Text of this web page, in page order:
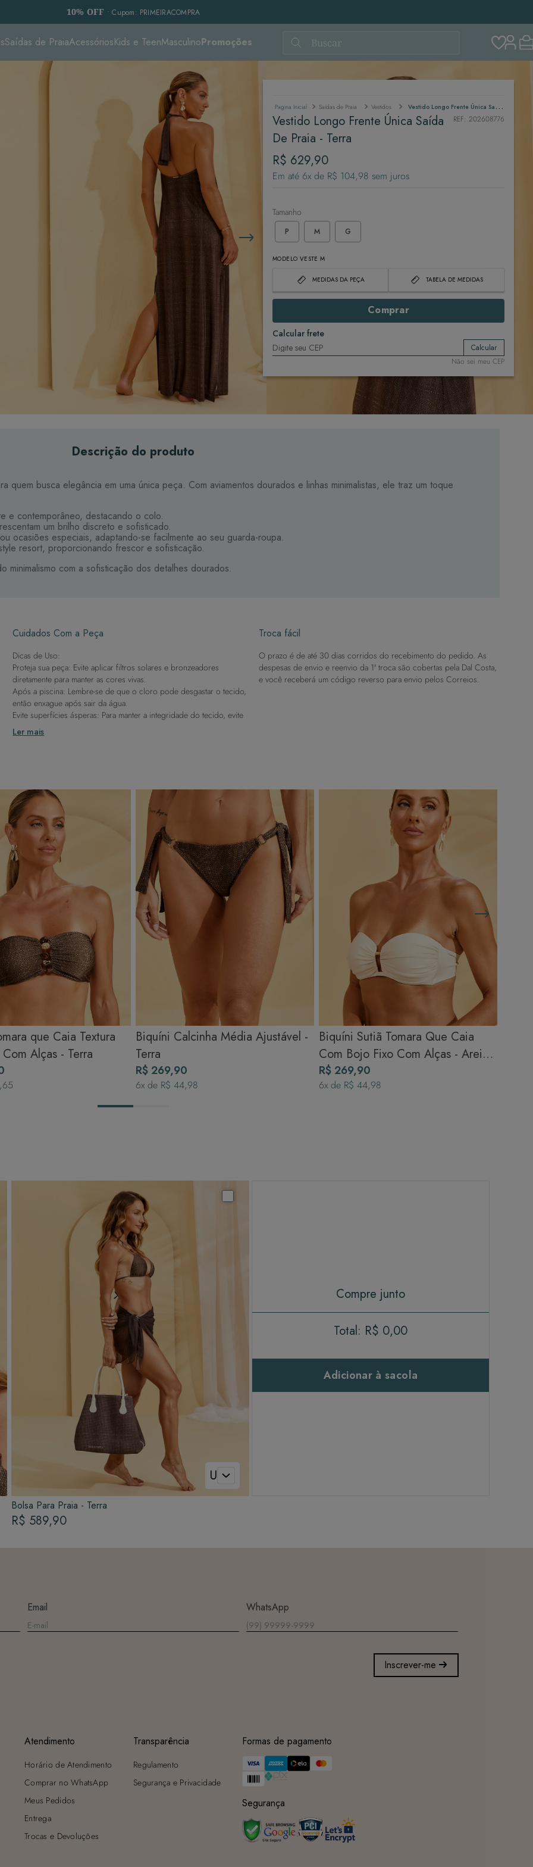
10% OFF • Cupom: PRIMEIRACOMPRA
Saídas de PraiaAcessóriosKids e TeenMasculinoPromoções Buscar
Saídas de Praia Vestidos Vestido Longo Frente Única Saída De Praia - Terra
Vestido Longo Frente Única Saída
De Praia - Terra
R$ 629,90
Em até 6x de R$ 104,98 sem juros
REF: 202608776
Tamanho
P M G
MODELO VESTE M
MEDIDAS DA PEÇA TABELA DE MEDIDAS
Comprar
Calcular frete
Calcular
Não sei meu CEP
Descrição do produto
busca elegância em uma única peça. Com aviamentos dourados e linhas minimalistas, ele traz um toque
e contemporâneo, destacando o colo.
um brilho discreto e sofisticado.
ocasiões especiais, adaptando-se facilmente ao seu guarda-roupa.
resort, proporcionando frescor e sofisticação.
com a sofisticação dos detalhes dourados.
Cuidados Com a Peça
Dicas de Uso:
Proteja sua peça: Evite aplicar filtros solares e bronzeadores
diretamente para manter as cores vivas.
Após a piscina: Lembre-se de que o cloro pode desgastar o tecido,
então enxague após sair da água.
Evite superfícies ásperas: Para manter a integridade do tecido, evite
contato com superfícies rugosas.
máquina de lavar, sabão em pó, sabonete e alvejante.
Secagem ideal: Não deixe de molho nem guarde úmido. Seque à
sombra e evite a secadora.
Para cores vibrantes: Lave as peças antes do primeiro uso e siga as
dicas acima para manter as cores radiantes.
Ler mais
Troca fácil
O prazo é de até 30 dias corridos do recebimento do pedido. As
despesas de envio e reenvio da 1ª troca são cobertas pela Dal Costa,
e você receberá um código reverso para envio pelos Correios.
que Caia Textura
Alças - Terra
Biquíni Calcinha Média Ajustável -
Terra
R$ 269,90
6x de R$ 44,98
Biquíni Sutiã Tomara Que Caia
Com Bojo Fixo Com Alças - Areia
Clara
R$ 269,90
6x de R$ 44,98
U
Bolsa Para Praia - Terra
R$ 589,90
Compre junto
Total: R$ 0,00
Adicionar à sacola
Email WhatsApp
Inscrever-me
Atendimento
Horário de Atendimento
Comprar no WhatsApp
Meus Pedidos
Entrega
Trocas e Devoluções
Transparência
Regulamento
Segurança e Privacidade
Formas de pagamento
Segurança